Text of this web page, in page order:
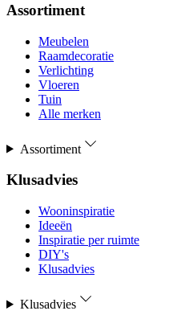
Assortiment
Meubelen
Raamdecoratie
Verlichting
Vloeren
Tuin
Alle merken
Assortiment
Klusadvies
Wooninspiratie
Ideeën
Inspiratie per ruimte
DIY's
Klusadvies
Klusadvies